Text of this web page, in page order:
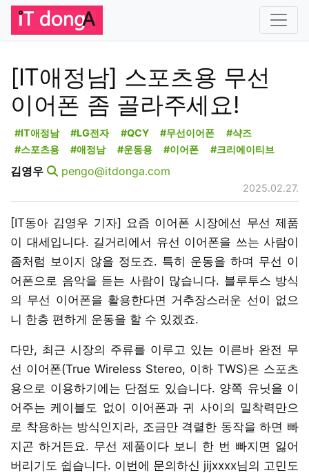
[IT애정남] 스포츠용 무선
이어폰 좀 골라주세요!
#IT애정남 #LG전자 #QCY #무선이어폰
#샥즈
#스포츠용
#애정남 #운동용 #이어폰 #크리에이티브
김영우 pengo@itdonga.com
2025.02.27.
[IT동아 김영우 기자] 요즘 이어폰 시장에선 무선 제품
이 대세입니다. 길거리에서 유선 이어폰을 쓰는 사람이
좀처럼 보이지 않을 정도죠. 특히 운동을 하며 무선 이
어폰으로 음악을 듣는 사람이 많습니다. 블루투스 방식
의 무선 이어폰을 활용한다면 거추장스러운 선이 없으
니 한층 편하게 운동을 할 수 있겠죠.
다만, 최근 시장의 주류를 이루고 있는 이른바 완전 무
선 이어폰(True Wireless Stereo, 이하 TWS)은 스포츠
용으로 이용하기에는 단점도 있습니다. 양쪽 유닛을 이
어주는 케이블도 없이 이어폰과 귀 사이의 밀착력만으
로 착용하는 방식인지라, 조금만 격렬한 동작을 하면 빠
지곤 하거든요. 무선 제품이다 보니 한 번 빠지면 잃어
버리기도 쉽습니다. 이번에 문의하신 jijxxxx님의 고민도